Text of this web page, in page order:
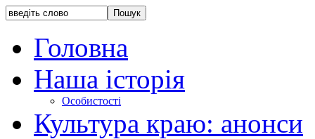
Головна
Наша історія
Особистості
Культура краю: анонси